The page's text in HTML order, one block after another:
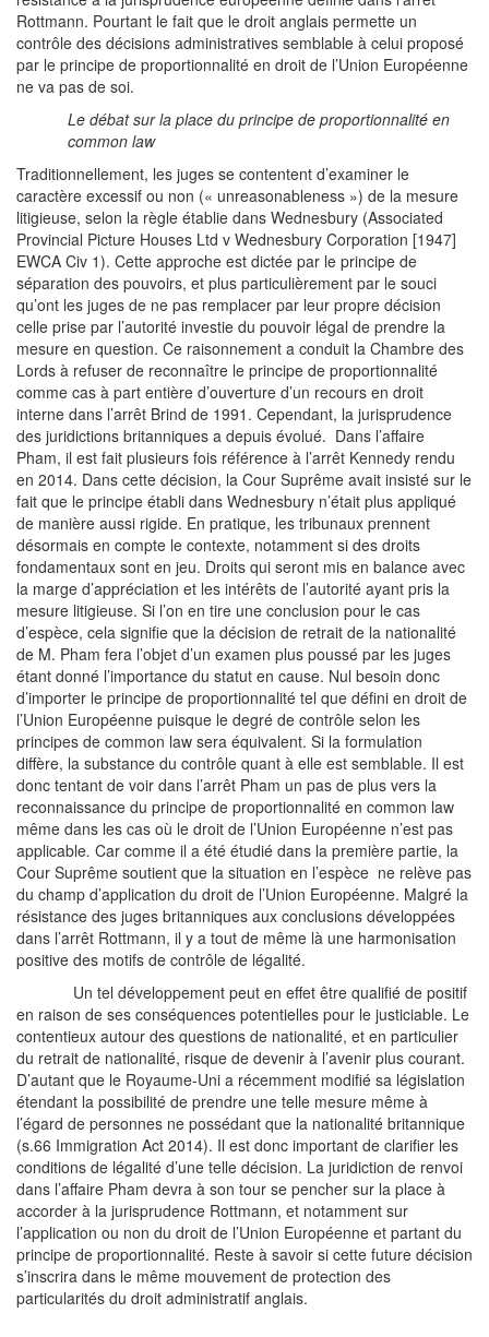
Rottmann. Pourtant le fait que le droit anglais permette un
contrôle des décisions administratives semblable à celui proposé
par le principe de proportionnalité en droit de l’Union Européenne
ne va pas de soi.
Le débat sur la place du principe de proportionnalité en
common law
Traditionnellement, les juges se contentent d’examiner le
caractère excessif ou non (« unreasonableness ») de la mesure
litigieuse, selon la règle établie dans Wednesbury (Associated
Provincial Picture Houses Ltd v Wednesbury Corporation [1947]
EWCA Civ 1). Cette approche est dictée par le principe de
séparation des pouvoirs, et plus particulièrement par le souci
qu’ont les juges de ne pas remplacer par leur propre décision
celle prise par l’autorité investie du pouvoir légal de prendre la
mesure en question. Ce raisonnement a conduit la Chambre des
Lords à refuser de reconnaître le principe de proportionnalité
comme cas à part entière d’ouverture d’un recours en droit
interne dans l’arrêt Brind de 1991. Cependant, la jurisprudence
des juridictions britanniques a depuis évolué. Dans l’affaire
Pham, il est fait plusieurs fois référence à l’arrêt Kennedy rendu
en 2014. Dans cette décision, la Cour Suprême avait insisté sur le
fait que le principe établi dans Wednesbury n’était plus appliqué
de manière aussi rigide. En pratique, les tribunaux prennent
désormais en compte le contexte, notamment si des droits
fondamentaux sont en jeu. Droits qui seront mis en balance avec
la marge d’appréciation et les intérêts de l’autorité ayant pris la
mesure litigieuse. Si l’on en tire une conclusion pour le cas
d’espèce, cela signifie que la décision de retrait de la nationalité
de M. Pham fera l’objet d’un examen plus poussé par les juges
étant donné l’importance du statut en cause. Nul besoin donc
d’importer le principe de proportionnalité tel que défini en droit de
l’Union Européenne puisque le degré de contrôle selon les
principes de common law sera équivalent. Si la formulation
diffère, la substance du contrôle quant à elle est semblable. Il est
donc tentant de voir dans l’arrêt Pham un pas de plus vers la
reconnaissance du principe de proportionnalité en common law
même dans les cas où le droit de l’Union Européenne n’est pas
applicable. Car comme il a été étudié dans la première partie, la
Cour Suprême soutient que la situation en l’espèce ne relève pas
du champ d’application du droit de l’Union Européenne. Malgré la
résistance des juges britanniques aux conclusions développées
dans l’arrêt Rottmann, il y a tout de même là une harmonisation
positive des motifs de contrôle de légalité.
Un tel développement peut en effet être qualifié de positif
en raison de ses conséquences potentielles pour le justiciable. Le
contentieux autour des questions de nationalité, et en particulier
du retrait de nationalité, risque de devenir à l’avenir plus courant.
D’autant que le Royaume-Uni a récemment modifié sa législation
étendant la possibilité de prendre une telle mesure même à
l’égard de personnes ne possédant que la nationalité britannique
(s.66 Immigration Act 2014). Il est donc important de clarifier les
conditions de légalité d’une telle décision. La juridiction de renvoi
dans l’affaire Pham devra à son tour se pencher sur la place à
accorder à la jurisprudence Rottmann, et notamment sur
l’application ou non du droit de l’Union Européenne et partant du
principe de proportionnalité. Reste à savoir si cette future décision
s’inscrira dans le même mouvement de protection des
particularités du droit administratif anglais.